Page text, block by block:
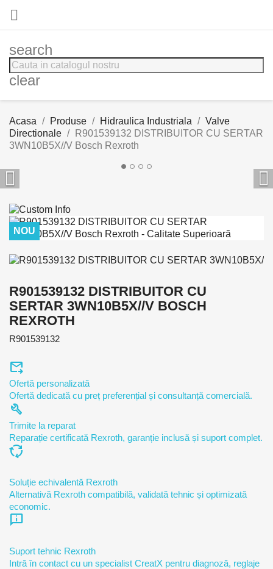

search
clear
Acasa Produse Hidraulica Industriala
Valve
Directionale
R901539132 DISTRIBUITOR CU SERTAR
3WN10B5X//V Bosch Rexroth
 
NOU
R901539132 DISTRIBUITOR CU
SERTAR 3WN10B5X//V BOSCH
REXROTH
R901539132
forward_to_inbox
Ofertă personalizată
Ofertă dedicată cu preț preferențial și consultanță comercială.
build
Trimite la reparat
Reparație certificată Rexroth, garanție inclusă și suport complet.
cycle
Soluție echivalentă Rexroth
Alternativă Rexroth compatibilă, validată tehnic și optimizată
economic.
chat_info
Suport tehnic Rexroth
Intră în contact cu un specialist CreatX pentru diagnoză, reglaje